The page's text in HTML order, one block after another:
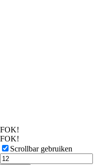
FOK!
FOK!
Scrollbar gebruiken